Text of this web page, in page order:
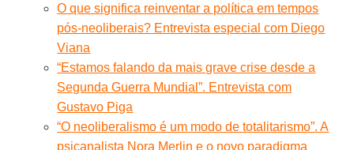
O que significa reinventar a política em tempos
pós-neoliberais? Entrevista especial com Diego
Viana
“Estamos falando da mais grave crise desde a
Segunda Guerra Mundial”. Entrevista com
Gustavo Piga
“O neoliberalismo é um modo de totalitarismo”. A
psicanalista Nora Merlin e o novo paradigma